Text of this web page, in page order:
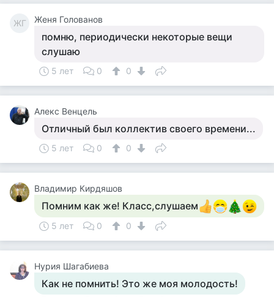
ЖГ Женя Голованов
помню, периодически некоторые вещи
слушаю
5 лет 0 0
Алекс Венцель
Отличный был коллектив своего времени...
5 лет 0 0
Владимир Кирдяшов
Помним как же! Класс,слушаем
5 лет 0 0
Нурия Шагабиева
Как не помнить! Это же моя молодость!